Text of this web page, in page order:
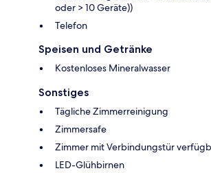
oder > 10 Geräte))
Telefon
Speisen und Getränke
Kostenloses Mineralwasser
Sonstiges
Tägliche Zimmerreinigung
Zimmersafe
Zimmer mit Verbindungstür
LED-Glühbirnen